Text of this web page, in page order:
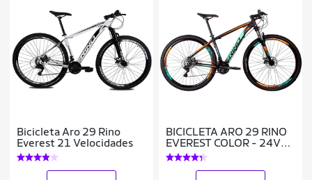
Bicicleta Aro 29 Rino
Everest 21 Velocidades
BICICLETA ARO 29 RINO
EVEREST COLOR - 24V
CAMBIOS SHIMANO -
SUSPENSÃO COM TRAVA